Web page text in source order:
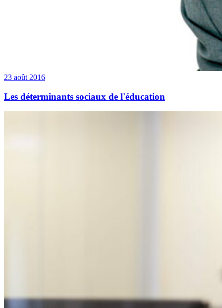
23 août 2016
Les déterminants sociaux de l'éducation